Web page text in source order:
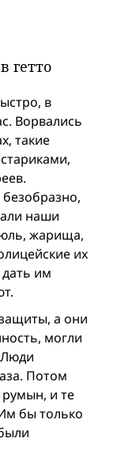
гетто
в
Ворвались
такие
наши
жарища,
их
им
а они
могли
Люди
Потом
и те
бы только